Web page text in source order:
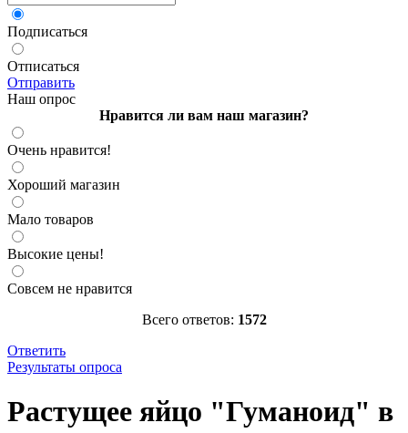
Подписаться
Отписаться
Отправить
Наш опрос
Нравится ли вам наш магазин?
Очень нравится!
Хороший магазин
Мало товаров
Высокие цены!
Совсем не нравится
Всего ответов: 1572
Ответить
Результаты опроса
http://parkservis.ru/data/small/85964.jpg
http://parkservis.ru/product_4203.html
5 1 38 USD In stock New
Растущее яйцо "Гуманоид" в